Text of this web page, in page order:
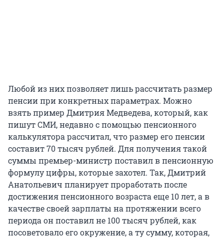
Любой из них позволяет лишь рассчитать размер
пенсии при конкретных параметрах. Можно
взять пример Дмитрия Медведева, который, как
пишут СМИ, недавно с помощью пенсионного
калькулятора рассчитал, что размер его пенсии
составит 70 тысяч рублей. Для получения такой
суммы премьер-министр поставил в пенсионную
формулу цифры, которые захотел. Так, Дмитрий
Анатольевич планирует проработать после
достижения пенсионного возраста еще 10 лет, а в
качестве своей зарплаты на протяжении всего
периода он поставил не 100 тысяч рублей, как
посоветовало его окружение, а ту сумму, которая,